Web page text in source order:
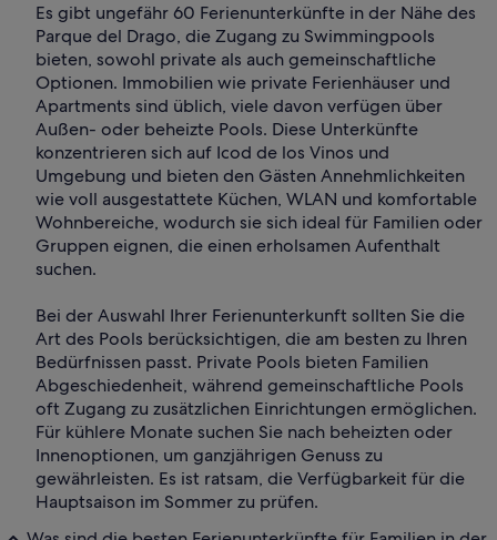
Es gibt ungefähr 60 Ferienunterkünfte in der Nähe des
Parque del Drago, die Zugang zu Swimmingpools
bieten, sowohl private als auch gemeinschaftliche
Optionen. Immobilien wie private Ferienhäuser und
Apartments sind üblich, viele davon verfügen über
Außen- oder beheizte Pools. Diese Unterkünfte
konzentrieren sich auf Icod de los Vinos und
Umgebung und bieten den Gästen Annehmlichkeiten
wie voll ausgestattete Küchen, WLAN und komfortable
Wohnbereiche, wodurch sie sich ideal für Familien oder
Gruppen eignen, die einen erholsamen Aufenthalt
suchen.
Bei der Auswahl Ihrer Ferienunterkunft sollten Sie die
Art des Pools berücksichtigen, die am besten zu Ihren
Bedürfnissen passt. Private Pools bieten Familien
Abgeschiedenheit, während gemeinschaftliche Pools
oft Zugang zu zusätzlichen Einrichtungen ermöglichen.
Für kühlere Monate suchen Sie nach beheizten oder
Innenoptionen, um ganzjährigen Genuss zu
gewährleisten. Es ist ratsam, die Verfügbarkeit für die
Hauptsaison im Sommer zu prüfen.